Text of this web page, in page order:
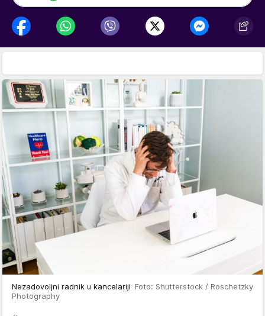
Nezadovoljni radnik u kancelariji Foto: Shutterstock / Roschetzky
Photography